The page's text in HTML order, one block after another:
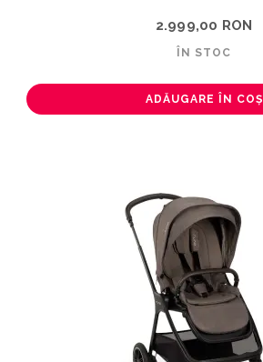
2.999,00 RON
ÎN STOC
ADĂUGARE ÎN COȘ